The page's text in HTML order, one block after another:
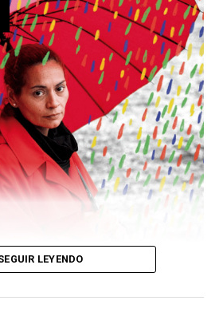
Sin chamuyo, a remarla.
PDF
LEYENDO